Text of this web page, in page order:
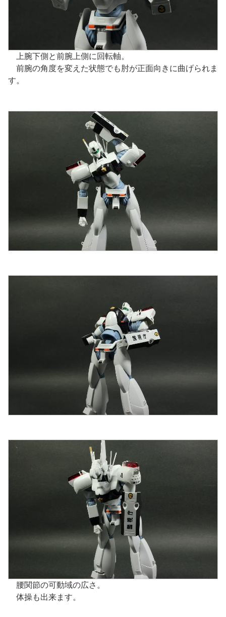
上腕下側と前腕上側に回転軸。
前腕の角度を変えた状態でも肘が正面向きに曲げられま
す。
腰関節の可動域の広さ。
体操も出来ます。